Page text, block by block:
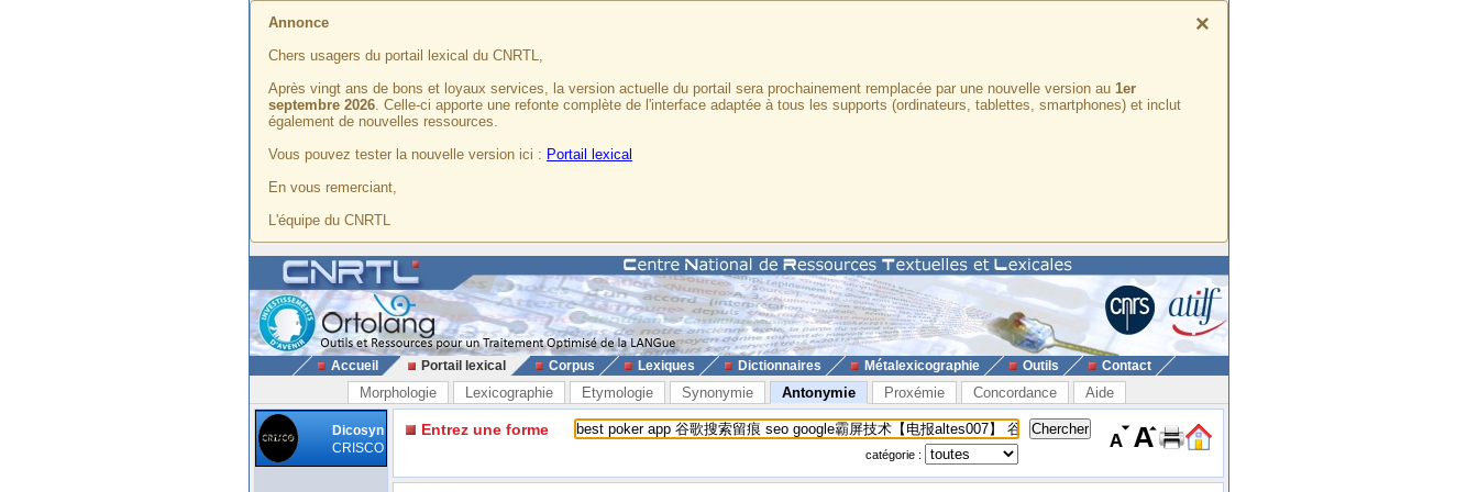
×
Annonce
Chers usagers du portail lexical du CNRTL,
Après vingt ans de bons et loyaux services, la version actuelle du portail sera prochainement remplacée par une nouvelle version au 1er
septembre 2026. Celle-ci apporte une refonte complète de l'interface adaptée à tous les supports (ordinateurs, tablettes, smartphones) et inclut
également de nouvelles ressources.
Vous pouvez tester la nouvelle version ici : Portail lexical
En vous remerciant,
L'équipe du CNRTL
Accueil Portail lexical Corpus Lexiques Dictionnaires Métalexicographie Outils Contact
Morphologie Lexicographie Etymologie Synonymie Antonymie Proxémie Concordance Aide
Dicosyn
CRISCO
Entrez une forme
catégorie :